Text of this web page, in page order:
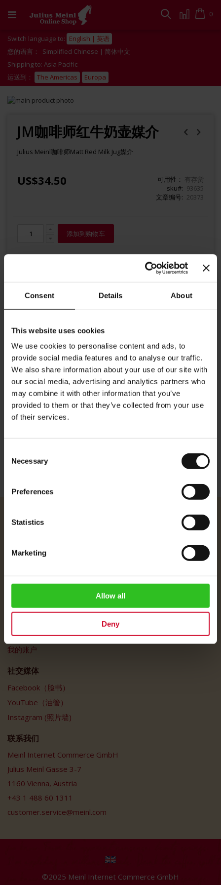
Consent Details About
This website uses cookies
We use cookies to personalise content and ads, to
provide social media features and to analyse our traffic.
We also share information about your use of our site with
our social media, advertising and analytics partners who
may combine it with other information that you’ve
provided to them or that they’ve collected from your use
of their services.
Selection
Necessary
Preferences
Statistics
Marketing
Allow all
Deny
到
Cart
0
搜
Switch language to: English | 英语
您的语言：
Simplified Chinese | 简体中文
Shipping to: Asia Pacific
运送到：
The Americas Europa
Skip
end
images
beginning
JM咖啡师红牛奶壶媒介
Julius Meinl咖啡师Matt Red Milk Jug媒介
US$34.50 可用性： 有存货
sku
93635
文章编号
20373
添加到购物车
细节
Julius Meinl咖啡师红牛奶壶非常适合制作牛奶泡沫。
身高：4.3英寸 / 11厘米
音量：0,5L / 500毫升
不是洗碗机安全
Julius Meinl
公司信息 / 法律声明
数据保护
客户服务
我的账户
社交媒体
Facebook（脸书）
YouTube（油管）
Instagram (照片墙)
联系我们
Meinl Internet Commerce GmbH
Julius Meinl Gasse 3-7
1160 Vienna, Austria
+43 1 488 60 1311
customer.service@meinl.com
©2025 Meinl Internet Commerce GmbH